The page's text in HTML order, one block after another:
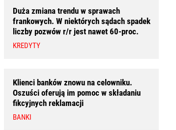
Duża zmiana trendu w sprawach
frankowych. W niektórych sądach spadek
liczby pozwów r/r jest nawet 60-proc.
KREDYTY
Klienci banków znowu na celowniku.
Oszuści oferują im pomoc w składaniu
fikcyjnych reklamacji
BANKI